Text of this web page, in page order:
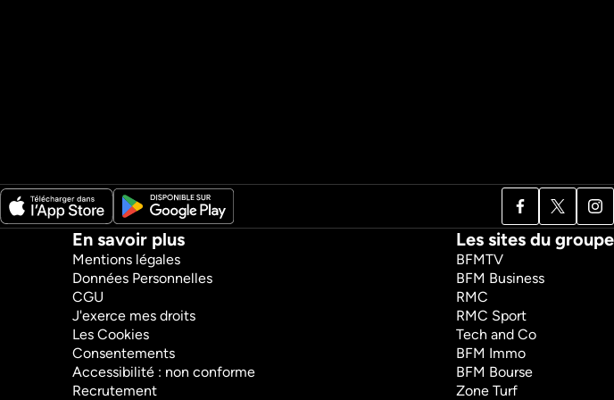
En savoir plus
Mentions légales
Données Personnelles
CGU
J'exerce mes droits
Les Cookies
Consentements
Accessibilité : non conforme
Recrutement
Les sites du groupe
BFMTV
BFM Business
RMC
RMC Sport
Tech and Co
BFM Immo
BFM Bourse
Zone Turf